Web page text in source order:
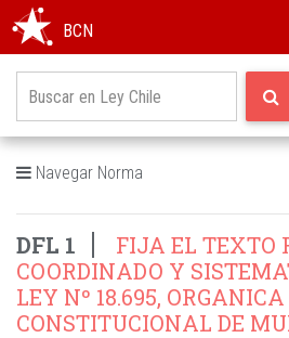
BCN
Navegar Norma
DFL 1
FIJA EL TEXTO
COORDINADO Y
LEY Nº 18.695, ORGANICA
CONSTITUCIONAL DE